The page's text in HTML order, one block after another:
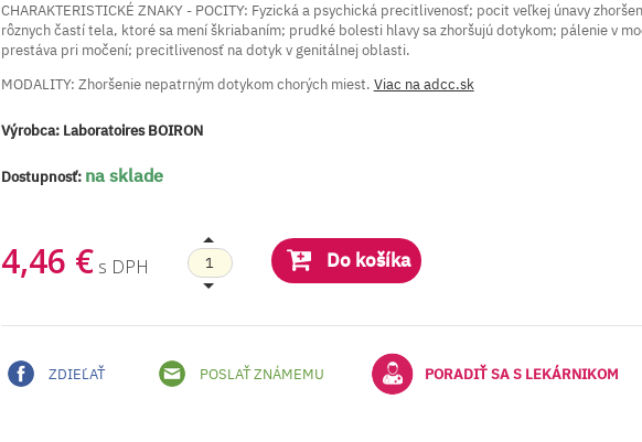
CHARAKTERISTICKÉ ZNAKY - POCITY: Fyzická a psychická precitlivenosť; pocit veľkej únavy
rôznych častí tela, ktoré sa mení škriabaním; prudké bolesti hlavy sa zhoršujú dotykom; pálenie v
prestáva pri močení; precitlivenosť na dotyk v genitálnej oblasti.
MODALITY: Zhoršenie nepatrným dotykom chorých miest. Viac na adcc.sk
Výrobca: Laboratoires BOIRON
Dostupnosť: na sklade
4,46 € s DPH Do košíka
ZDIEĽAŤ POSLAŤ ZNÁMEMU PORADIŤ SA S LEKÁRNIKOM